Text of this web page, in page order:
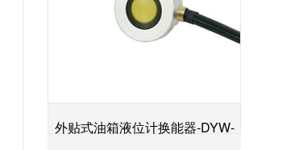
外贴式油箱液位计换能器-DYW-